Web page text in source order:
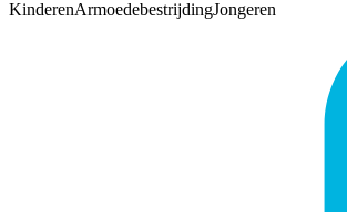
KinderenArmoedebestrijdingJongeren